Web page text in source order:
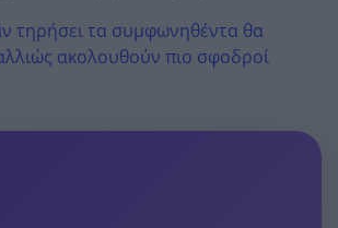
τηρήσει τα συμφωνηθέντα θα
ακολουθούν πιο σφοδροί